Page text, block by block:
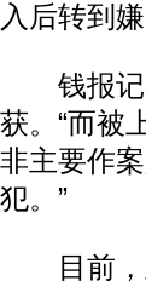
入后转到
钱报记
获。“而被
非主要作
犯。”
目前，